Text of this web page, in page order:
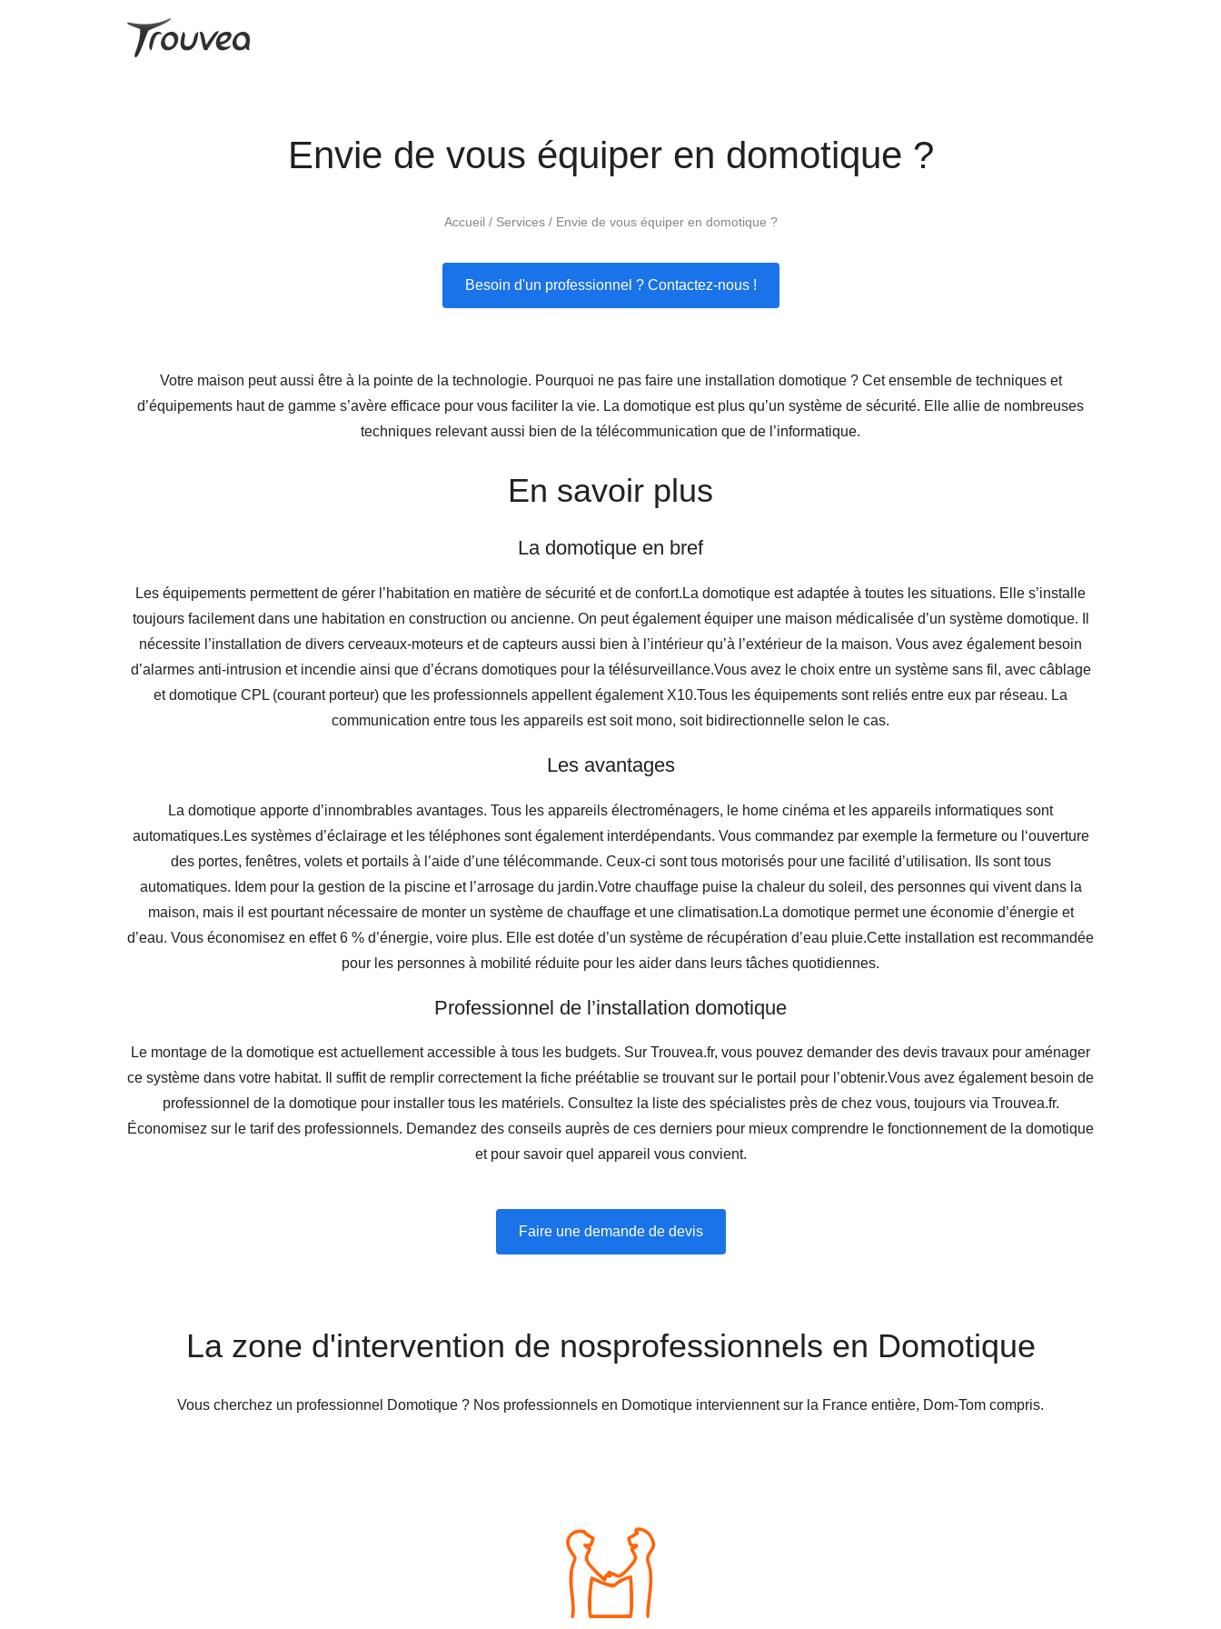
Envie de vous équiper en domotique ?
Accueil Services Envie de vous équiper en domotique ?
Besoin d'un professionnel ? Contactez-nous !
Votre maison peut aussi être à la pointe de la technologie. Pourquoi ne pas faire une installation domotique ? Cet ensemble de techniques et
d’équipements haut de gamme s’avère efficace pour vous faciliter la vie. La domotique est plus qu’un système de sécurité. Elle allie de nombreuses
techniques relevant aussi bien de la télécommunication que de l’informatique.
En savoir plus
La domotique en bref
Les équipements permettent de gérer l’habitation en matière de sécurité et de confort.La domotique est adaptée à toutes les situations. Elle s’installe
toujours facilement dans une habitation en construction ou ancienne. On peut également équiper une maison médicalisée d’un système domotique. Il
nécessite l’installation de divers cerveaux-moteurs et de capteurs aussi bien à l’intérieur qu’à l’extérieur de la maison. Vous avez également besoin
d’alarmes anti-intrusion et incendie ainsi que d’écrans domotiques pour la télésurveillance.Vous avez le choix entre un système sans fil, avec câblage
et domotique CPL (courant porteur) que les professionnels appellent également X10.Tous les équipements sont reliés entre eux par réseau. La
communication entre tous les appareils est soit mono, soit bidirectionnelle selon le cas.
Les avantages
La domotique apporte d’innombrables avantages. Tous les appareils électroménagers, le home cinéma et les appareils informatiques sont
automatiques.Les systèmes d’éclairage et les téléphones sont également interdépendants. Vous commandez par exemple la fermeture ou l‘ouverture
des portes, fenêtres, volets et portails à l’aide d’une télécommande. Ceux-ci sont tous motorisés pour une facilité d’utilisation. Ils sont tous
automatiques. Idem pour la gestion de la piscine et l’arrosage du jardin.Votre chauffage puise la chaleur du soleil, des personnes qui vivent dans la
maison, mais il est pourtant nécessaire de monter un système de chauffage et une climatisation.La domotique permet une économie d’énergie et
d’eau. Vous économisez en effet 6 % d’énergie, voire plus. Elle est dotée d’un système de récupération d’eau pluie.Cette installation est recommandée
pour les personnes à mobilité réduite pour les aider dans leurs tâches quotidiennes.
Professionnel de l’installation domotique
Le montage de la domotique est actuellement accessible à tous les budgets. Sur Trouvea.fr, vous pouvez demander des devis travaux pour aménager
ce système dans votre habitat. Il suffit de remplir correctement la fiche préétablie se trouvant sur le portail pour l’obtenir.Vous avez également besoin de
professionnel de la domotique pour installer tous les matériels. Consultez la liste des spécialistes près de chez vous, toujours via Trouvea.fr.
Économisez sur le tarif des professionnels. Demandez des conseils auprès de ces derniers pour mieux comprendre le fonctionnement de la domotique
et pour savoir quel appareil vous convient.
Faire une demande de devis
La zone d'intervention de nosprofessionnels en Domotique
Vous cherchez un professionnel Domotique ? Nos professionnels en Domotique interviennent sur la France entière, Dom-Tom compris.